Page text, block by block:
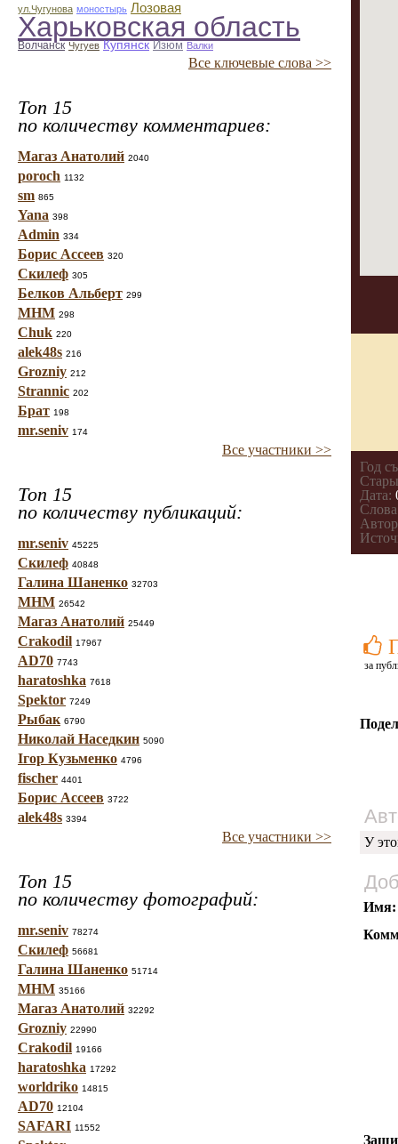
ул.Чугунова моностырь Лозовая
Харьковская область
Волчанск Чугуев Купянск Изюм Валки
Все ключевые слова >>
Топ 15
по количеству комментариев:
Магаз Анатолий 2040
poroch 1132
sm 865
Yana 398
Admin 334
Борис Ассеев 320
Скилеф 305
Белков Альберт 299
МНМ 298
Chuk 220
alek48s 216
Grozniy 212
Strannic 202
Брат 198
mr.seniv 174
Все участники >>
Топ 15
по количеству публикаций:
mr.seniv 45225
Скилеф 40848
Галина Шаненко 32703
МНМ 26542
Магаз Анатолий 25449
Crakodil 17967
AD70 7743
haratoshka 7618
Spektor 7249
Рыбак 6790
Николай Наседкин 5090
Ігор Кузьменко 4796
fischer 4401
Борис Ассеев 3722
alek48s 3394
Все участники >>
Топ 15
по количеству фотографий:
mr.seniv 78274
Скилеф 56681
Галина Шаненко 51714
МНМ 35166
Магаз Анатолий 32292
Grozniy 22990
Crakodil 19166
haratoshka 17292
worldriko 14815
AD70 12104
SAFARI 11552
Год
Дата:
за
У
Имя: